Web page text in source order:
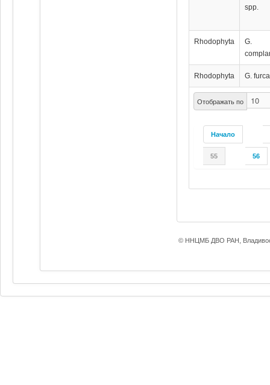
Отображать по
Начало
55 56
spp.
Rhodophyta
G.
Rhodophyta G.
© ННЦМБ ДВО РАН,